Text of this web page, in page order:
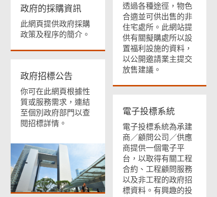
透過各種途徑，物色
合適並可供出售的非
住宅處所。此網站提
供有關擬購處所以設
置福利設施的資料，
以公開邀請業主提交
放售建議。
政府的採購資訊
此網頁提供政府採購
政策及程序的簡介。
政府招標公告
你可在此網頁根據性
質或服務需求，連結
至個別政府部門以查
閱招標詳情。
電子投標系統
電子投標系統為承建
商／顧問公司／供應
商提供一個電子平
台，以取得有關工程
合約、工程顧問服務
以及非工程的政府招
標資料。有興趣的投